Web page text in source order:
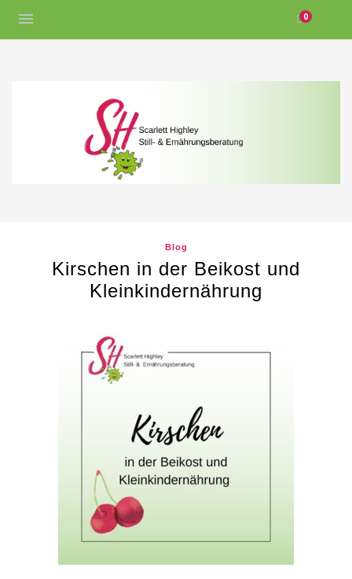
0
Blog
Kirschen in der Beikost und
Kleinkindernährung